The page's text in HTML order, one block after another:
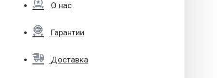
О нас
Гарантии
Доставка